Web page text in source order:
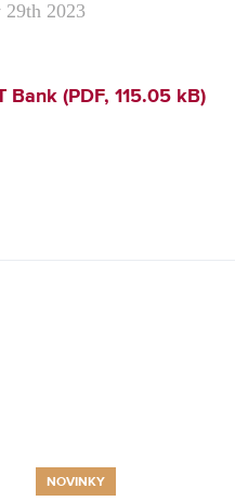
29th 2023
Bank (PDF, 115.05 kB)
NOVINKY